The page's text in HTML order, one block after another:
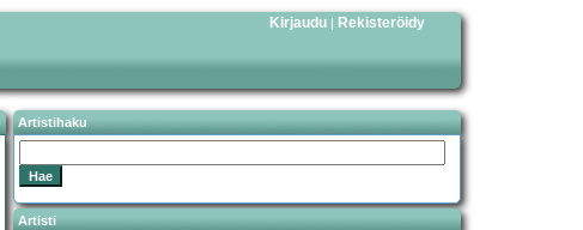
Kirjaudu | Rekisteröidy
Artistihaku
Artisti